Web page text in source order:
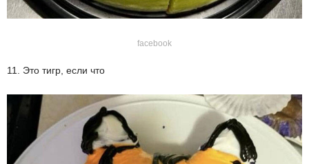
facebook
11. Это тигр, если что